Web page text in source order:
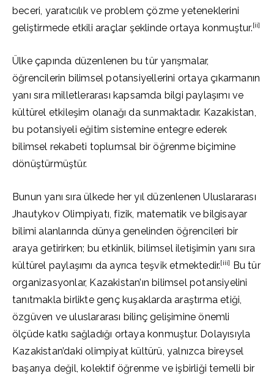
beceri, yaratıcılık ve problem çözme yeteneklerini
geliştirmede etkili araçlar şeklinde ortaya konmuştur.[ii]
Ülke çapında düzenlenen bu tür yarışmalar,
öğrencilerin bilimsel potansiyellerini ortaya çıkarmanın
yanı sıra milletlerarası kapsamda bilgi paylaşımı ve
kültürel etkileşim olanağı da sunmaktadır. Kazakistan,
bu potansiyeli eğitim sistemine entegre ederek
bilimsel rekabeti toplumsal bir öğrenme biçimine
dönüştürmüştür.
Bunun yanı sıra ülkede her yıl düzenlenen Uluslararası
Jhautykov Olimpiyatı, fizik, matematik ve bilgisayar
bilimi alanlarında dünya genelinden öğrencileri bir
araya getirirken; bu etkinlik, bilimsel iletişimin yanı sıra
kültürel paylaşımı da ayrıca teşvik etmektedir.[iii] Bu tür
organizasyonlar, Kazakistan’ın bilimsel potansiyelini
tanıtmakla birlikte genç kuşaklarda araştırma etiği,
özgüven ve uluslararası bilinç gelişimine önemli
ölçüde katkı sağladığı ortaya konmuştur. Dolayısıyla
Kazakistan’daki olimpiyat kültürü, yalnızca bireysel
başarıya değil, kolektif öğrenme ve işbirliği temelli bir